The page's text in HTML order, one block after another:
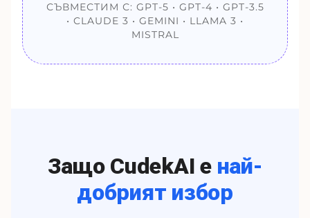
СЪВМЕСТИМ С: GPT-5 • GPT-4 • GPT-3.5
• CLAUDE 3 • GEMINI • LLAMA 3 •
MISTRAL
Защо CudekAI е най-
добрият избор